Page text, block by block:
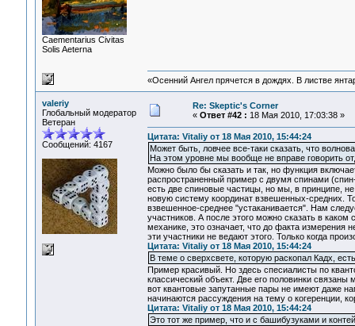
Сaementarius Civitas
Solis Aeterna
«Осенний Ангел прячется в дождях. В листве
valeriy
Глобальный модератор
Ветеран
Сообщений: 4167
Re: Skeptic's Corner
« Ответ #42 : 18 Мая 2010, 17:03:38 »
Цитата: Vitaliy от 18 Мая 2010, 15:44:24
Может быть, ловчее все-таки сказать, что
На этом уровне мы вообще не вправе говорить
Можно было бы сказать и так, но функция
распространенный пример с двумя спинами
есть две спиновые частицы, но мы, в принципе,
новую систему координат взвешенных-средних.
взвешенное-среднее "устаканивается". Нам
участников. А после этого можно сказать в
механике, это означает, что до факта измерения
эти участники не ведают этого. Только когда
Цитата: Vitaliy от 18 Мая 2010, 15:44:24
В теме о сверхсвете, которую раскопал Кадх,
Пример красивый. Но здесь спесиалисты по
классический объект. Две его половинки
вот квантовые запутанные пары не имеют даже
начинаются рассуждения на тему о когеренции,
Цитата: Vitaliy от 18 Мая 2010, 15:44:24
Это тот же пример, что и с башибузуками и